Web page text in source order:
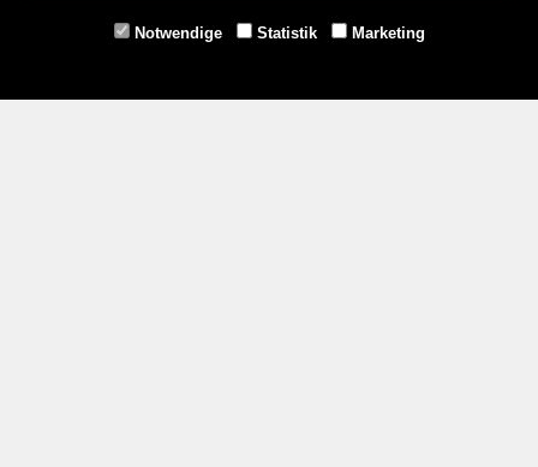
Gmünd -
Notwendige Statistik Marketing